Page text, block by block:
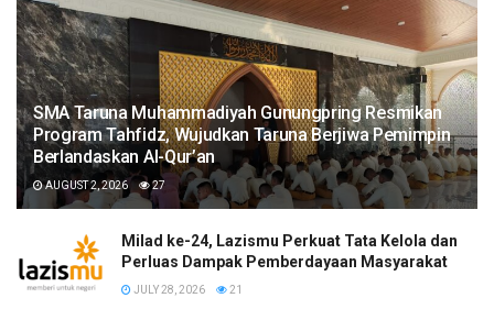
SMA Taruna Muhammadiyah Gunungpring Resmikan
Program Tahfidz, Wujudkan Taruna Berjiwa Pemimpin
Berlandaskan Al-Qur’an
AUGUST 2, 2026 27
Milad ke-24, Lazismu Perkuat Tata Kelola dan
Perluas Dampak Pemberdayaan Masyarakat
JULY 28, 2026 21